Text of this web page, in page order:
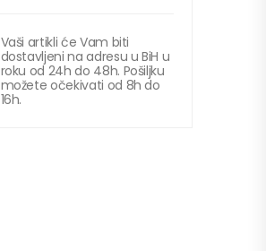
Vaši artikli će Vam biti
dostavljeni na adresu u BiH u
roku od 24h do 48h. Pošiljku
možete očekivati od 8h do
16h.